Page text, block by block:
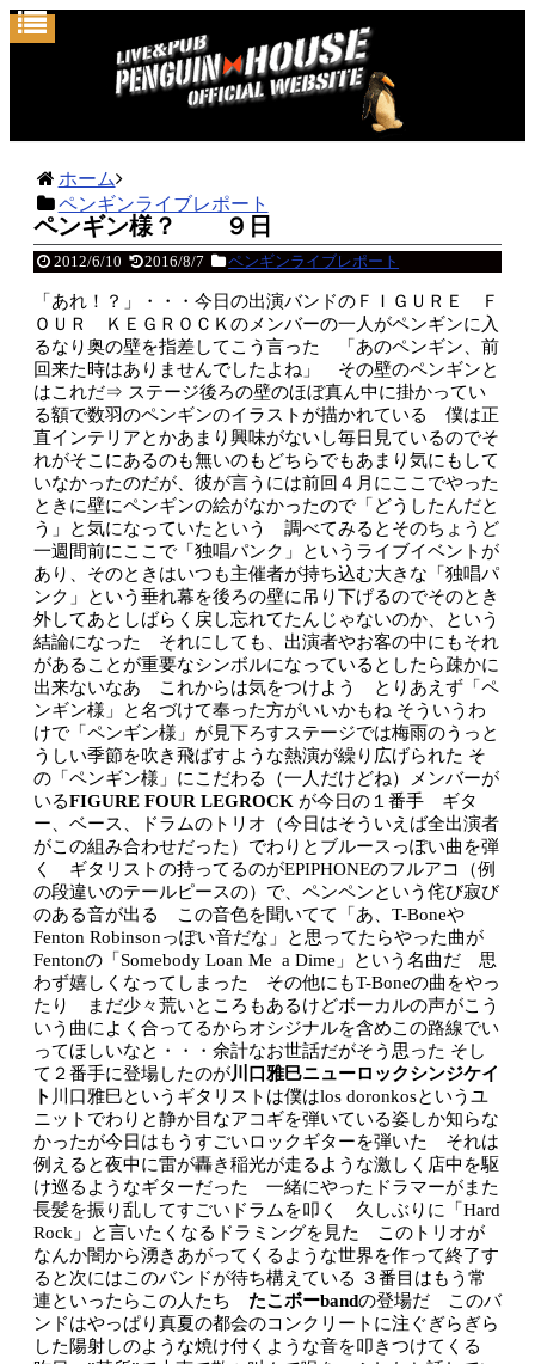
ホーム
ペンギンライブレポート
ペンギン様？ ９日
2012/6/10 2016/8/7 ペンギンライブレポート
「あれ！？」・・・今日の出演バンドのＦＩＧＵＲＥ Ｆ
ＯＵＲ ＫＥＧＲＯＣＫのメンバーの一人がペンギンに入
るなり奥の壁を指差してこう言った 「あのペンギン、前
回来た時はありませんでしたよね」 その壁のペンギンと
はこれだ⇒ ステージ後ろの壁のほぼ真ん中に掛かってい
る額で数羽のペンギンのイラストが描かれている 僕は正
直インテリアとかあまり興味がないし毎日見ているのでそ
れがそこにあるのも無いのもどちらでもあまり気にもして
いなかったのだが、彼が言うには前回４月にここでやった
ときに壁にペンギンの絵がなかったので「どうしたんだと
う」と気になっていたという 調べてみるとそのちょうど
一週間前にここで「独唱パンク」というライブイベントが
あり、そのときはいつも主催者が持ち込む大きな「独唱パ
ンク」という垂れ幕を後ろの壁に吊り下げるのでそのとき
外してあとしばらく戻し忘れてたんじゃないのか、という
結論になった それにしても、出演者やお客の中にもそれ
があることが重要なシンボルになっているとしたら疎かに
出来ないなあ これからは気をつけよう とりあえず「ペ
ンギン様」と名づけて奉った方がいいかもね そういうわ
けで「ペンギン様」が見下ろすステージでは梅雨のうっと
うしい季節を吹き飛ばすような熱演が繰り広げられた そ
の「ペンギン様」にこだわる（一人だけどね）メンバーが
いるFIGURE FOUR LEGROCK が今日の１番手 ギタ
ー、ベース、ドラムのトリオ（今日はそういえば全出演者
がこの組み合わせだった）でわりとブルースっぽい曲を弾
く ギタリストの持ってるのがEPIPHONEのフルアコ（例
の段違いのテールピースの）で、ペンペンという侘び寂び
のある音が出る この音色を聞いてて「あ、T-Boneや
Fenton Robinsonっぽい音だな」と思ってたらやった曲が
Fentonの「Somebody Loan Me a Dime」という名曲だ 思
わず嬉しくなってしまった その他にもT-Boneの曲をやっ
たり まだ少々荒いところもあるけどボーカルの声がこう
いう曲によく合ってるからオシジナルを含めこの路線でい
ってほしいなと・・・余計なお世話だがそう思った そし
て２番手に登場したのが川口雅巳ニューロックシンジケイ
ト 川口雅巳というギタリ ストは僕はlos doronkosというユ
ニットでわりと静か目なアコギを弾いている姿しか知らな
かったが今日はもうすごいロックギターを弾いた それは
例えると夜中に雷が轟き稲光が走るような激しく店中を駆
け巡るようなギターだった 一緒にやったドラマーがまた
長髪を振り乱してすごいドラムを叩く 久しぶりに「Hard
Rock」と言いたくなるドラミングを見た このトリオが
なんか闇から湧きあがってくるような世界を作って終了す
ると次にはこのバンドが待ち構えている ３番目はもう常
連といったらこの人たち たこボーbandの登場だ このバ
ンドはやっぱり真夏の都会のコンクリートに注ぐぎらぎら
した陽射しのような焼け付くような音を叩きつけてくる